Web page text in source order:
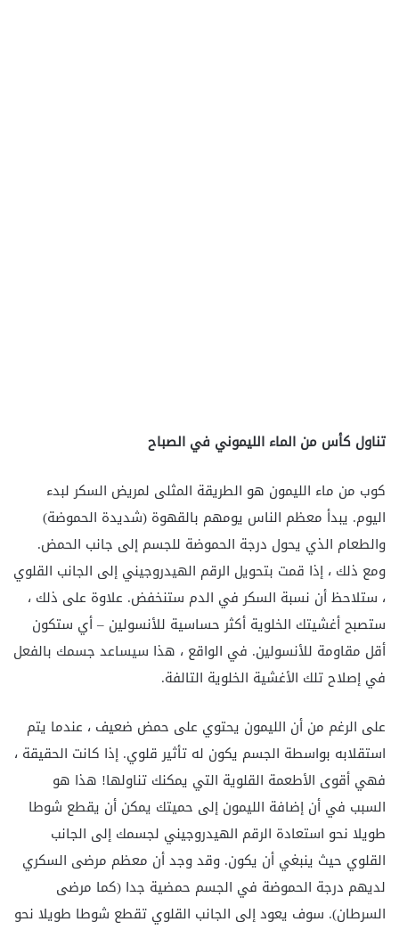
تناول كأس من الماء الليموني في الصباح
كوب من ماء الليمون هو الطريقة المثلى لمريض السكر لبدء
اليوم. يبدأ معظم الناس يومهم بالقهوة (شديدة الحموضة)
والطعام الذي يحول درجة الحموضة للجسم إلى جانب الحمض.
ومع ذلك ، إذا قمت بتحويل الرقم الهيدروجيني إلى الجانب القلوي
، ستلاحظ أن نسبة السكر في الدم ستنخفض. علاوة على ذلك ،
ستصبح أغشيتك الخلوية أكثر حساسية للأنسولين – أي ستكون
أقل مقاومة للأنسولين. في الواقع ، هذا سيساعد جسمك بالفعل
في إصلاح تلك الأغشية الخلوية التالفة.
على الرغم من أن الليمون يحتوي على حمض ضعيف ، عندما يتم
استقلابه بواسطة الجسم يكون له تأثير قلوي. إذا كانت الحقيقة ،
فهي أقوى الأطعمة القلوية التي يمكنك تناولها! هذا هو
السبب في أن إضافة الليمون إلى حميتك يمكن أن يقطع شوطا
طويلا نحو استعادة الرقم الهيدروجيني لجسمك إلى الجانب
القلوي حيث ينبغي أن يكون. وقد وجد أن معظم مرضى السكري
لديهم درجة الحموضة في الجسم حمضية جدا (كما مرضى
السرطان). سوف يعود إلى الجانب القلوي تقطع شوطا طويلا نحو